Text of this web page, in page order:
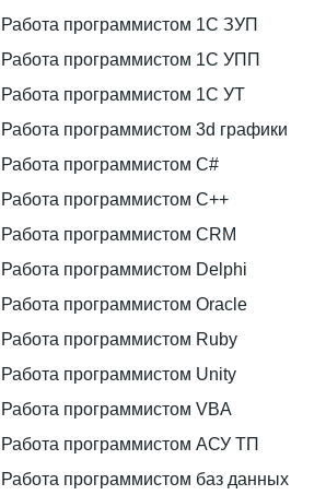
Работа программистом 1С ЗУП
Работа программистом 1С УПП
Работа программистом 1С УТ
Работа программистом 3d графики
Работа программистом C#
Работа программистом C++
Работа программистом CRM
Работа программистом Delphi
Работа программистом Oracle
Работа программистом Ruby
Работа программистом Unity
Работа программистом VBA
Работа программистом АСУ ТП
Работа программистом баз данных